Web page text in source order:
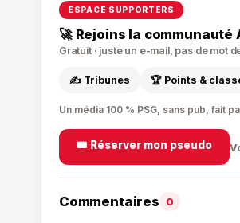
ESPACE SUPPORTERS
🚀 Rejoins la communauté
Gratuit · juste un e-mail, pas de mot
✍️ Tribunes 🏆 Points &
Un média 100 % PSG, sans pub, fait
🎟️ Réserver mon pseudo
Commentaires 0